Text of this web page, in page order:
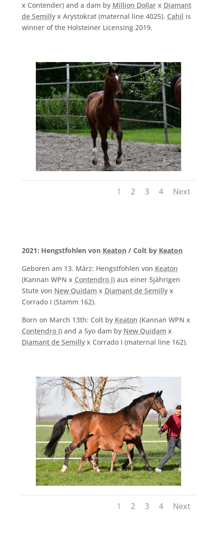
x Contender) and a dam by Million Dollarx Diamant
de Semillyx Arystokrat (maternal line 4025). Cahil is
winner of the Holsteiner Licensing 2019.
1 2 3 4 Next
2021: Hengstfohlen von Keaton/ Colt by Keaton
Geboren am 13. März: Hengstfohlen von Keaton
(Kannan WPN x Contendro I) aus einer 5jährigen
Stute von New Quidam x Diamant de Semillyx
Corrado I (Stamm 162).
Born on March 13th: Colt by Keaton (Kannan WPN x
Contendro I) and a 5yo dam by New Quidam x
Diamant de Semillyx Corrado I (maternal line 162).
1 2 3 4 Next